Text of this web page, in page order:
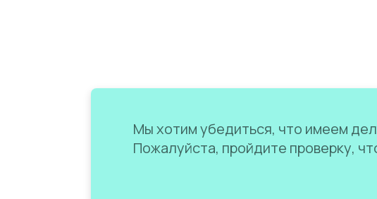
Мы хотим убедиться, что имеем
Пожалуйста, пройдите проверку,